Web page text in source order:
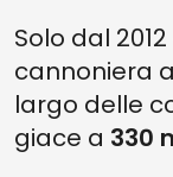
Solo dal
cannoniera
largo delle
giace a 330